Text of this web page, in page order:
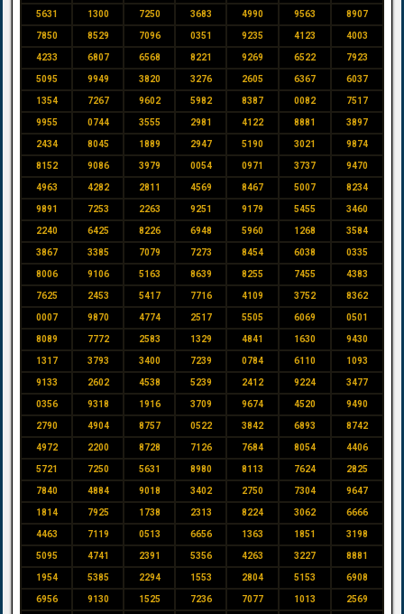
5631 1300 7250 3683 4990 9563 8907
7850 8529 7096 0351 9235 4123 4003
4233 6807 6568 8221 9269 6522 7923
5095 9949 3820 3276 2605 6367 6037
1354 7267 9602 5982 8387 0082 7517
9955 0744 3555 2981 4122 8881 3897
2434 8045 1889 2947 5190 3021 9874
8152 9086 3979 0054 0971 3737 9470
4963 4282 2811 4569 8467 5007 8234
9891 7253 2263 9251 9179 5455 3460
2240 6425 8226 6948 5960 1268 3584
3867 3385 7079 7273 8454 6038 0335
8006 9106 5163 8639 8255 7455 4383
7625 2453 5417 7716 4109 3752 8362
0007 9870 4774 2517 5505 6069 0501
8089 7772 2583 1329 4841 1630 9430
1317 3793 3400 7239 0784 6110 1093
9133 2602 4538 5239 2412 9224 3477
0356 9318 1916 3709 9674 4520 9490
2790 4904 8757 0522 3842 6893 8742
4972 2200 8728 7126 7684 8054 4406
5721 7250 5631 8980 8113 7624 2825
7840 4884 9018 3402 2750 7304 9647
1814 7925 1738 2313 8224 3062 6666
4463 7119 0513 6656 1363 1851 3198
5095 4741 2391 5356 4263 3227 8881
1954 5385 2294 1553 2804 5153 6908
6956 9130 1525 7236 7077 1013 2569